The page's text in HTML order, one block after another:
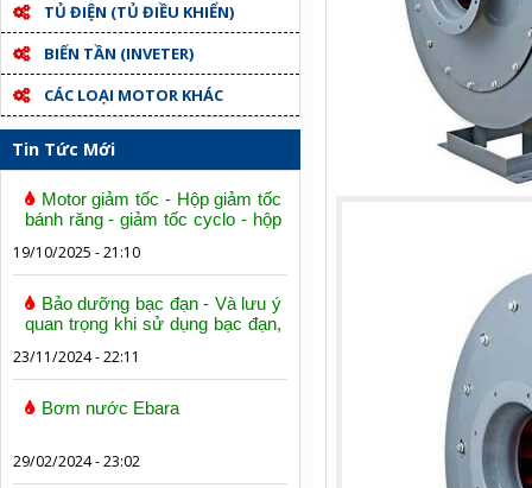
TỦ ĐIỆN (TỦ ĐIỀU KHIỂN)
BIẾN TẦN (INVETER)
CÁC LOẠI MOTOR KHÁC
Tin Tức Mới
Motor giảm tốc - Hộp giảm tốc
bánh răng - giảm tốc cyclo - hộp
19/10/2025 - 21:10
Bảo dưỡng bạc đạn - Và lưu ý
quan trọng khi sử dụng bạc đạn,
23/11/2024 - 22:11
Bơm nước Ebara
29/02/2024 - 23:02